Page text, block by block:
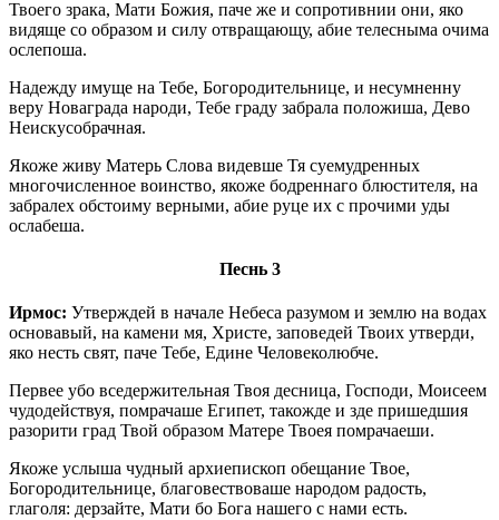
Твоего зрака, Мати Божия, паче же и сопротивнии они, яко
видяще со образом и силу отвращающу, абие телесныма очима
ослепоша.
Надежду имуще на Тебе, Богородительнице, и несумненну
веру Новаграда народи, Тебе граду забрала положиша, Дево
Неискусобрачная.
Якоже живу Матерь Слова видевше Тя суемудренных
многочисленное воинство, якоже бодреннаго блюстителя, на
забралех обстоиму верными, абие руце их с прочими уды
ослабеша.
Песнь 3
Ирмос: Утверждей в начале Небеса разумом и землю на водах
основавый, на камени мя, Христе, заповедей Твоих утверди,
яко несть свят, паче Тебе, Едине Человеколюбче.
Первее убо вседержительная Твоя десница, Господи, Моисеем
чудодействуя, помрачаше Египет, такожде и зде пришедшия
разорити град Твой образом Матере Твоея помрачаеши.
Якоже услыша чудный архиепископ обещание Твое,
Богородительнице, благовествоваше народом радость,
глаголя: дерзайте, Мати бо Бога нашего с нами есть.